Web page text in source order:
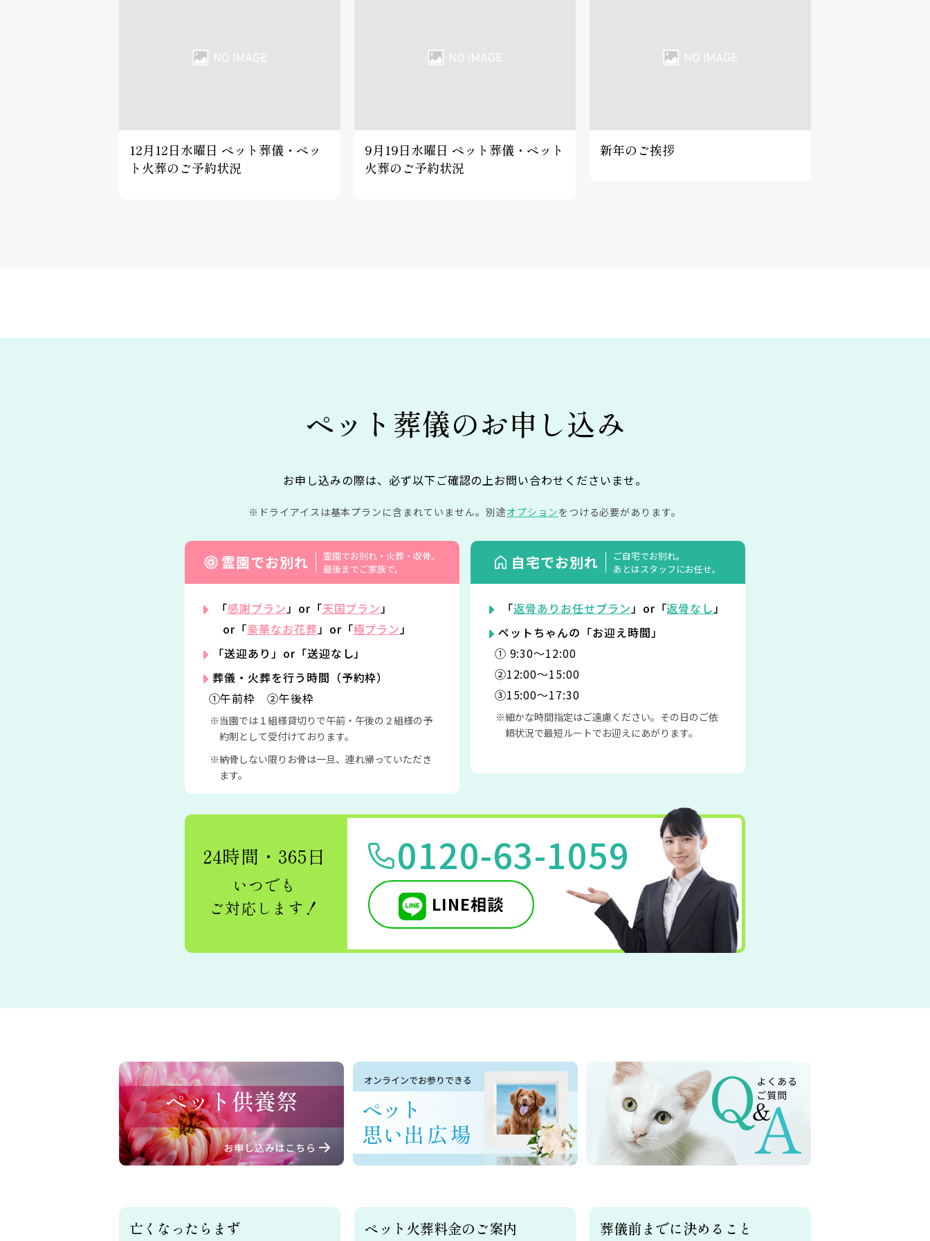
12月12日水曜日 ペット葬儀・ペッ
ト火葬のご予約状況
9月19日水曜日 ペット葬儀・ペット
火葬のご予約状況
新年のご挨拶
ペット葬儀のお申し込み
お申し込みの際は、必ず以下ご確認の上お問い合わせくださいませ。
ドライアイスは基本プランに含まれていません。 別途オプションをつける必要があります。
霊園でお別れ
霊園でお別れ・火葬・収骨。
最後までご家族で。
「感謝プラン」or「天国プラン」
or「豪華なお花葬」or「極プラン」
「送迎あり」or「送迎なし」
葬儀・火葬を行う時間（予約枠）
①午前枠 ②午後枠
当園では１組様貸切りで午前・午後の２組様の予
約制として受付けております。
納骨しない限りお骨は一旦、連れ帰っていただき
ます。
自宅でお別れ
ご自宅でお別れ。
あとはスタッフにお任せ。
「返骨ありお任せプラン」or「返骨なし」
ペットちゃんの「お迎え時間」
① 9:30〜12:00
②12:00〜15:00
③15:00〜17:30
細かな時間指定はご遠慮ください。その日のご依
頼状況で最短ルートでお迎えにあがります。
24時間・365日
いつでも
ご対応します！
0120-63-1059
LINE相談
亡くなったらまず ペット火葬料金のご案内 葬儀前までに決めること